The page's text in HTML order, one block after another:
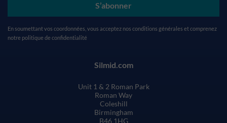
S’abonner
En soumettant vos coordonnées, vous acceptez nos conditions générales et comprenez
notre politique de confidentialité
Silmid.com
Unit 1 & 2 Roman Park
Roman Way
Coleshill
Birmingham
B46 1HG